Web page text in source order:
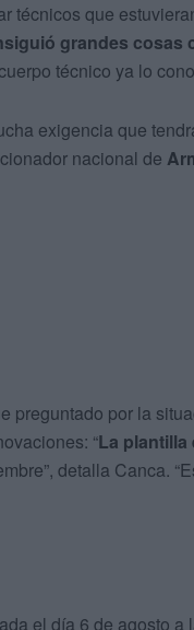
técnicos que
grandes cosas
técnico ya lo
exigencia que
nacional de
preguntado por la
“La plantilla
detalla Canca.
el día 6 de agosto